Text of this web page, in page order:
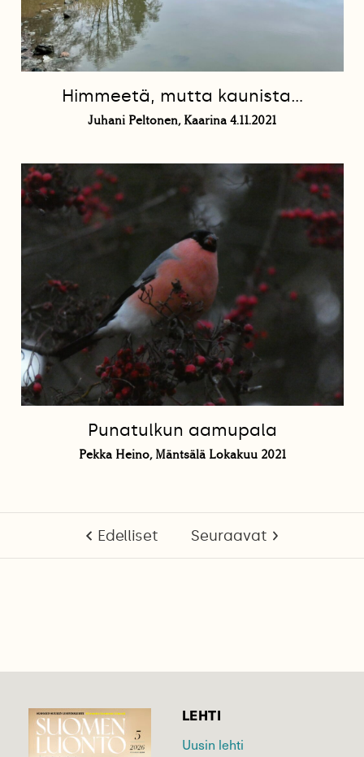
Himmeetä, mutta kaunista…
Juhani Peltonen, Kaarina 4.11.2021
Punatulkun aamupala
Pekka Heino, Mäntsälä Lokakuu 2021
Edelliset Seuraavat
LEHTI
Uusin lehti